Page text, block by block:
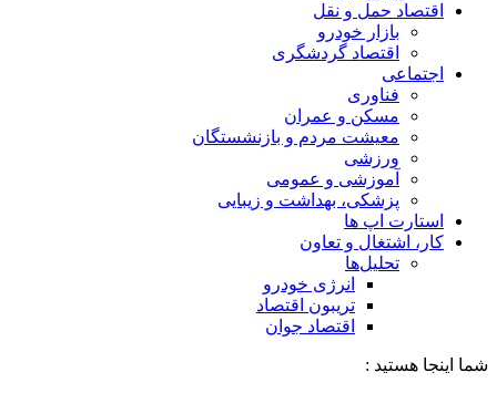
اقتصاد حمل و نقل
بازار خودرو
اقتصاد گردشگری
اجتماعی
فناوری
مسکن و عمران
معیشت مردم و بازنشستگان
ورزشی
آموزشی و عمومی
پزشکی، بهداشت و زیبایی
استارت اپ ها
کار، اشتغال و تعاون
تحلیل‌ها
انرژی خودرو
تریبون اقتصاد
اقتصاد جوان
شما اینجا هستید :